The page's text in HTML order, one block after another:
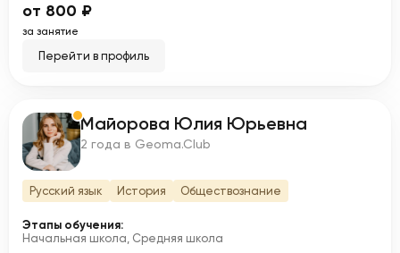
от 800 ₽
за занятие
Перейти в профиль
М Майорова Юлия Юрьевна
2 года в Geoma.Club
Русский язык История Обществознание
Этапы обучения:
Начальная школа, Средняя школа